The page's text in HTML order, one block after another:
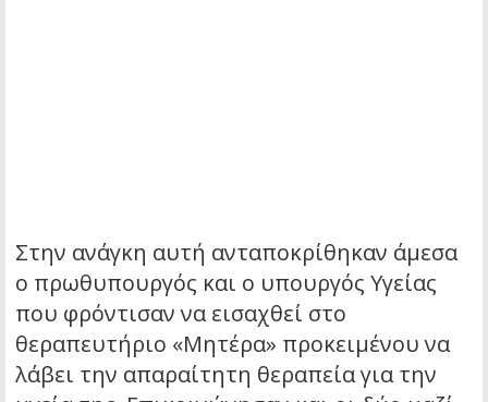
Στην ανάγκη αυτή ανταποκρίθηκαν άμεσα
ο πρωθυπουργός και ο υπουργός Υγείας
που φρόντισαν να εισαχθεί στο
θεραπευτήριο «Μητέρα» προκειμένου να
λάβει την απαραίτητη θεραπεία για την